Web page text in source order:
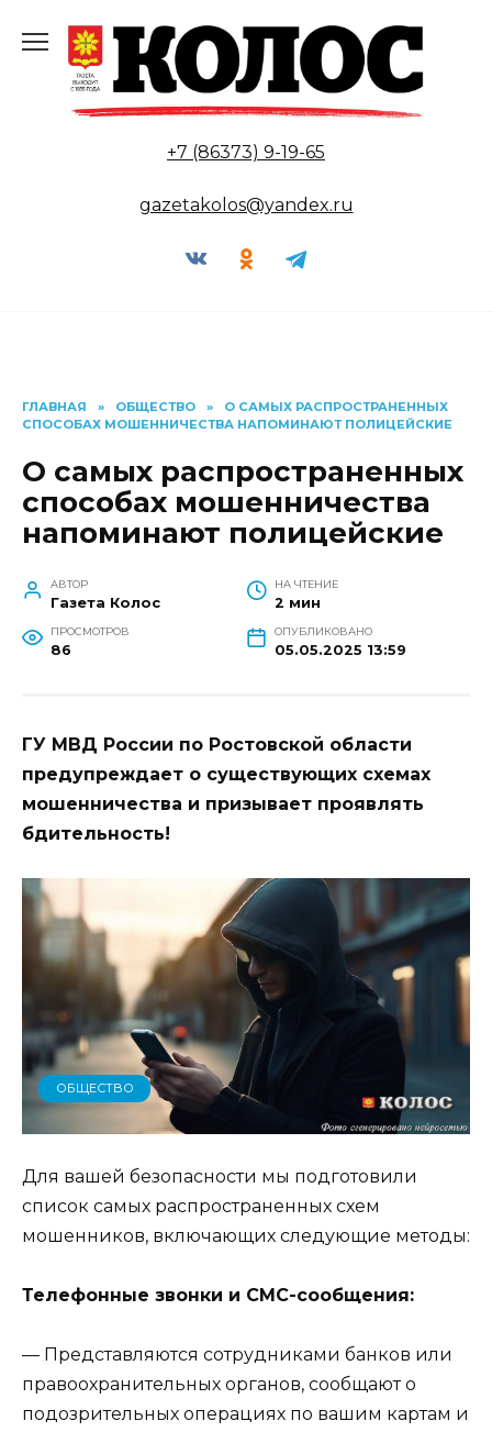
содержанию
+7 (86373) 9-19-65
gazetakolos@yandex.ru
ГЛАВНАЯ » ОБЩЕСТВО »
О САМЫХ РАСПРОСТРАНЕННЫХ
СПОСОБАХ МОШЕННИЧЕСТВА НАПОМИНАЮТ ПОЛИЦЕЙСКИЕ
О самых распространенных
способах мошенничества
напоминают полицейские
АВТОР
Газета Колос
НА ЧТЕНИЕ
2 мин
ПРОСМОТРОВ
86
ОПУБЛИКОВАНО
05.05.2025 13:59
ГУ МВД России по Ростовской области
предупреждает о существующих схемах
мошенничества и призывает проявлять
бдительность!
ОБЩЕСТВО
Для вашей безопасности мы подготовили
список самых распространенных схем
мошенников, включающих следующие методы:
Телефонные звонки и СМС-сообщения:
— Представляются сотрудниками банков или
правоохранительных органов, сообщают о
подозрительных операциях по вашим картам и